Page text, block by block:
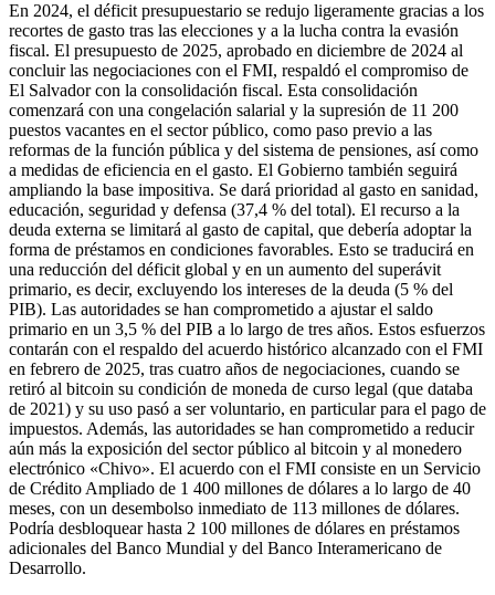
En 2024, el déficit presupuestario se redujo ligeramente gracias a los
recortes de gasto tras las elecciones y a la lucha contra la evasión
fiscal. El presupuesto de 2025, aprobado en diciembre de 2024 al
concluir las negociaciones con el FMI, respaldó el compromiso de
El Salvador con la consolidación fiscal. Esta consolidación
comenzará con una congelación salarial y la supresión de 11 200
puestos vacantes en el sector público, como paso previo a las
reformas de la función pública y del sistema de pensiones, así como
a medidas de eficiencia en el gasto. El Gobierno también seguirá
ampliando la base impositiva. Se dará prioridad al gasto en sanidad,
educación, seguridad y defensa (37,4 % del total). El recurso a la
deuda externa se limitará al gasto de capital, que debería adoptar la
forma de préstamos en condiciones favorables. Esto se traducirá en
una reducción del déficit global y en un aumento del superávit
primario, es decir, excluyendo los intereses de la deuda (5 % del
PIB). Las autoridades se han comprometido a ajustar el saldo
primario en un 3,5 % del PIB a lo largo de tres años. Estos esfuerzos
contarán con el respaldo del acuerdo histórico alcanzado con el FMI
en febrero de 2025, tras cuatro años de negociaciones, cuando se
retiró al bitcoin su condición de moneda de curso legal (que databa
de 2021) y su uso pasó a ser voluntario, en particular para el pago de
impuestos. Además, las autoridades se han comprometido a reducir
aún más la exposición del sector público al bitcoin y al monedero
electrónico «Chivo». El acuerdo con el FMI consiste en un Servicio
de Crédito Ampliado de 1 400 millones de dólares a lo largo de 40
meses, con un desembolso inmediato de 113 millones de dólares.
Podría desbloquear hasta 2 100 millones de dólares en préstamos
adicionales del Banco Mundial y del Banco Interamericano de
Desarrollo.